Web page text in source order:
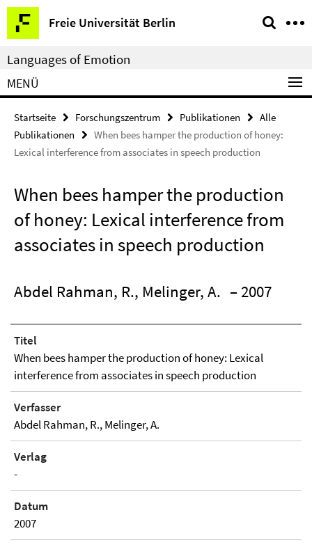
Springe
direkt
zu
Inhalt
Freie Universität Berlin
Service-
Navigation
Languages of Emotion
MENÜ
Startseite Forschungszentrum Publikationen
Alle
Publikationen
When bees hamper the production of honey:
Lexical interference from associates in speech production
When bees hamper the production
of honey: Lexical interference from
associates in speech production
Abdel Rahman, R., Melinger, A. – 2007
Titel
When bees hamper the production of honey: Lexical
interference from associates in speech production
Verfasser
Abdel Rahman, R., Melinger, A.
Verlag
-
Datum
2007